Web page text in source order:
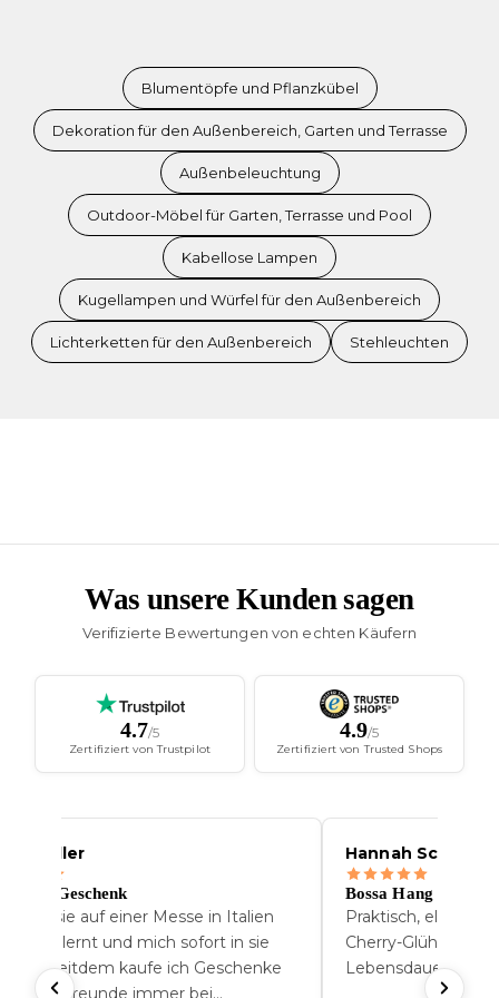
Blumentöpfe und Pflanzkübel
Dekoration für den Außenbereich, Garten und Terrasse
Außenbeleuchtung
Outdoor-Möbel für Garten, Terrasse und Pool
Kabellose Lampen
Kugellampen und Würfel für den Außenbereich
Lichterketten für den Außenbereich Stehleuchten
Was unsere Kunden sagen
Verifizierte Bewertungen von echten Käufern
4.7/5
Zertifiziert von Trustpilot
4.9/5
Zertifiziert von Trusted Shops
Muller
beste Geschenk
habe sie auf einer Messe in Italien
und mich sofort in sie
Seitdem kaufe ich Geschenke
meine Freunde immer bei
Hannah Schofer
Bossa Hang
Praktisch, elegant
Cherry-Glühbirne
Lebensdauer.